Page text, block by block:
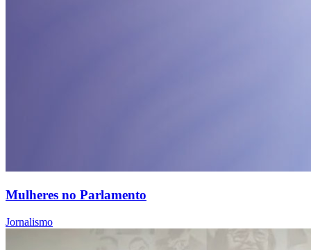
Mulheres no Parlamento
Jornalismo